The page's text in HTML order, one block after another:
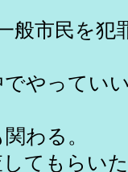
市民を犯
っていい
る。
もらいた